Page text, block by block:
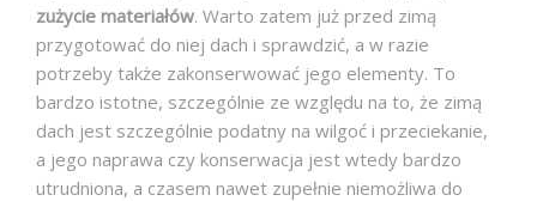
zużycie materiałów. Warto zatem już przed zimą
przygotować do niej dach i sprawdzić, a w razie
potrzeby także zakonserwować jego elementy. To
bardzo istotne, szczególnie ze względu na to, że zimą
dach jest szczególnie podatny na wilgoć i przeciekanie,
a jego naprawa czy konserwacja jest wtedy bardzo
utrudniona, a czasem nawet zupełnie niemożliwa do